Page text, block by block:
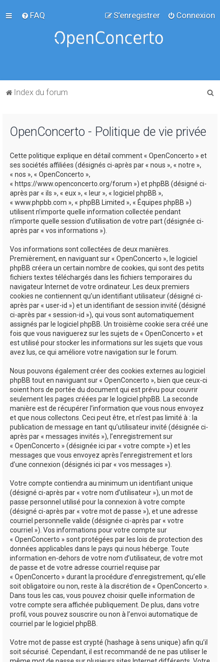
FAQ Connexion
S’enregistrer
Index du forum
OpenConcerto - Politique de vie privée
Cette politique explique en détail comment « OpenConcerto » et
ses sociétés affiliées (désignés ci-après par « nous », « notre »,
« nos », « OpenConcerto »,
« https://www.openconcerto.org/forum ») et phpBB (désigné ci-
après par « ils », « eux », « leur », « logiciel phpBB »,
« www.phpbb.com », « phpBB Limited », « Équipes phpBB »)
utilisent n’importe quelle information collectée pendant
n’importe quelle session d’utilisation de votre part (désignée ci-
après par « vos informations »).
Vos informations sont collectées de deux manières.
Premièrement, en naviguant sur « OpenConcerto », le logiciel
phpBB créera un certain nombre de cookies, qui sont des petits
fichiers textes téléchargés dans les fichiers temporaires du
navigateur Internet de votre ordinateur. Les deux premiers
cookies ne contiennent qu’un identifiant utilisateur (désigné ci-
après par « user-id ») et un identifiant de session invité (désigné
ci-après par « session-id »), qui vous sont automatiquement
assignés par le logiciel phpBB. Un troisième cookie sera créé une
fois que vous naviguerez sur les sujets de « OpenConcerto » et
est utilisé pour stocker les informations sur les sujets que vous
avez lus, ce qui améliore votre navigation sur le forum.
Nous pouvons également créer des cookies externes au logiciel
phpBB tout en naviguant sur « OpenConcerto », bien que ceux-ci
soient hors de portée du document qui est prévu pour couvrir
seulement les pages créées par le logiciel phpBB. La seconde
manière est de récupérer l’information que vous nous envoyez
et que nous collectons. Ceci peut être, et n’est pas limité à : la
publication de message en tant qu’utilisateur invité (désignée ci-
après par « messages invités »), l’enregistrement sur
« OpenConcerto » (désignée ici par « votre compte ») et les
messages que vous envoyez après l’enregistrement et lors
d’une connexion (désignés ici par « vos messages »).
Votre compte contiendra au minimum un identifiant unique
(désigné ci-après par « votre nom d’utilisateur »), un mot de
passe personnel utilisé pour la connexion à votre compte
(désigné ci-après par « votre mot de passe »), et une adresse
courriel personnelle valide (désignée ci-après par « votre
courriel »). Vos informations pour votre compte sur
« OpenConcerto » sont protégées par les lois de protection des
données applicables dans le pays qui nous héberge. Toute
information en-dehors de votre nom d’utilisateur, de votre mot
de passe et de votre adresse courriel requise par
« OpenConcerto » durant la procédure d’enregistrement, qu’elle
soit obligatoire ou non, reste à la discrétion de « OpenConcerto ».
Dans tous les cas, vous pouvez choisir quelle information de
votre compte sera affichée publiquement. De plus, dans votre
profil, vous pouvez souscrire ou non à l’envoi automatique de
courriel par le logiciel phpBB.
Votre mot de passe est crypté (hashage à sens unique) afin qu’il
soit sécurisé. Cependant, il est recommandé de ne pas utiliser le